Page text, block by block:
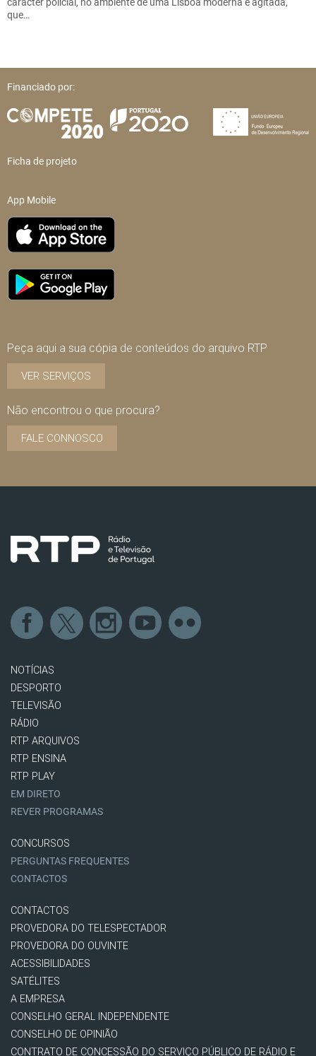
que…
Financiado por:
Ficha de projeto
App Mobile
Peça aqui a sua cópia de conteúdos do arquivo RTP
VER SERVIÇOS
Não encontrou o que procura?
FALE CONNOSCO
NOTÍCIAS
DESPORTO
TELEVISÃO
RÁDIO
RTP ARQUIVOS
RTP ENSINA
RTP PLAY
EM DIRETO
REVER PROGRAMAS
CONCURSOS
PERGUNTAS FREQUENTES
CONTACTOS
CONTACTOS
PROVEDORA DO TELESPECTADOR
PROVEDORA DO OUVINTE
ACESSIBILIDADES
SATÉLITES
A EMPRESA
CONSELHO GERAL INDEPENDENTE
CONSELHO DE OPINIÃO
CONTRATO DE CONCESSÃO DO SERVIÇO PÚBLICO DE RÁDIO E